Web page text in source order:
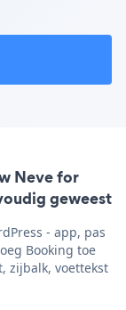
Neve for
geweest
- app, pas
Booking toe
zijbalk, voettekst